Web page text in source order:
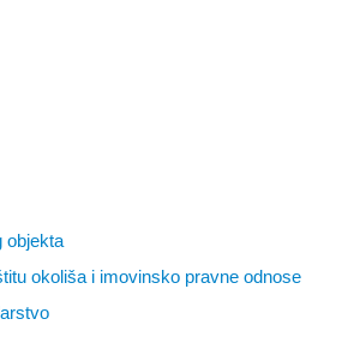
objekta
okoliša i imovinsko pravne odnose